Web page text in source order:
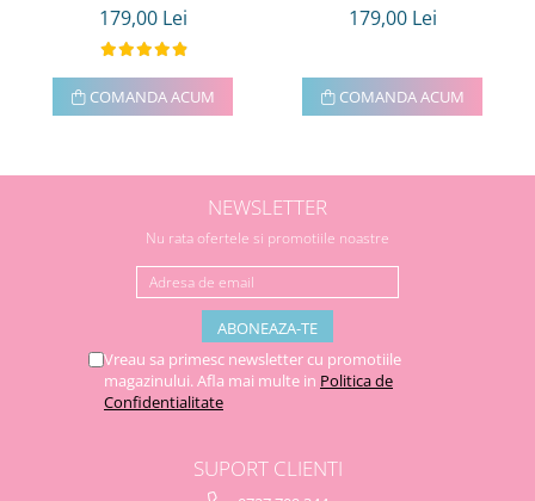
179,00 Lei
COMANDA ACUM
179,00 Lei
COMANDA ACUM
NEWSLETTER
Nu rata ofertele si promotiile noastre
Vreau sa primesc newsletter cu promotiile
magazinului. Afla mai multe in Politica de
Confidentialitate
SUPORT CLIENTI